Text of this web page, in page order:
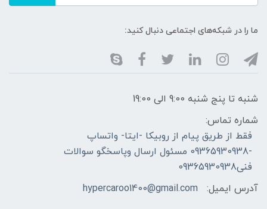
ما را در شبکه‌های اجتماعی دنبال کنید:
شنبه تا پنج شنبه 9:00 الی 19:00
شماره تماس:
فقط از طریق پیام از روبیکا -ایتا- واتساپ
-09365930938 مسئول ارسال وپاسخگو سوالات
فنی09365930938
آدرس ایمیل:
hypercaroo1400@gmail.com